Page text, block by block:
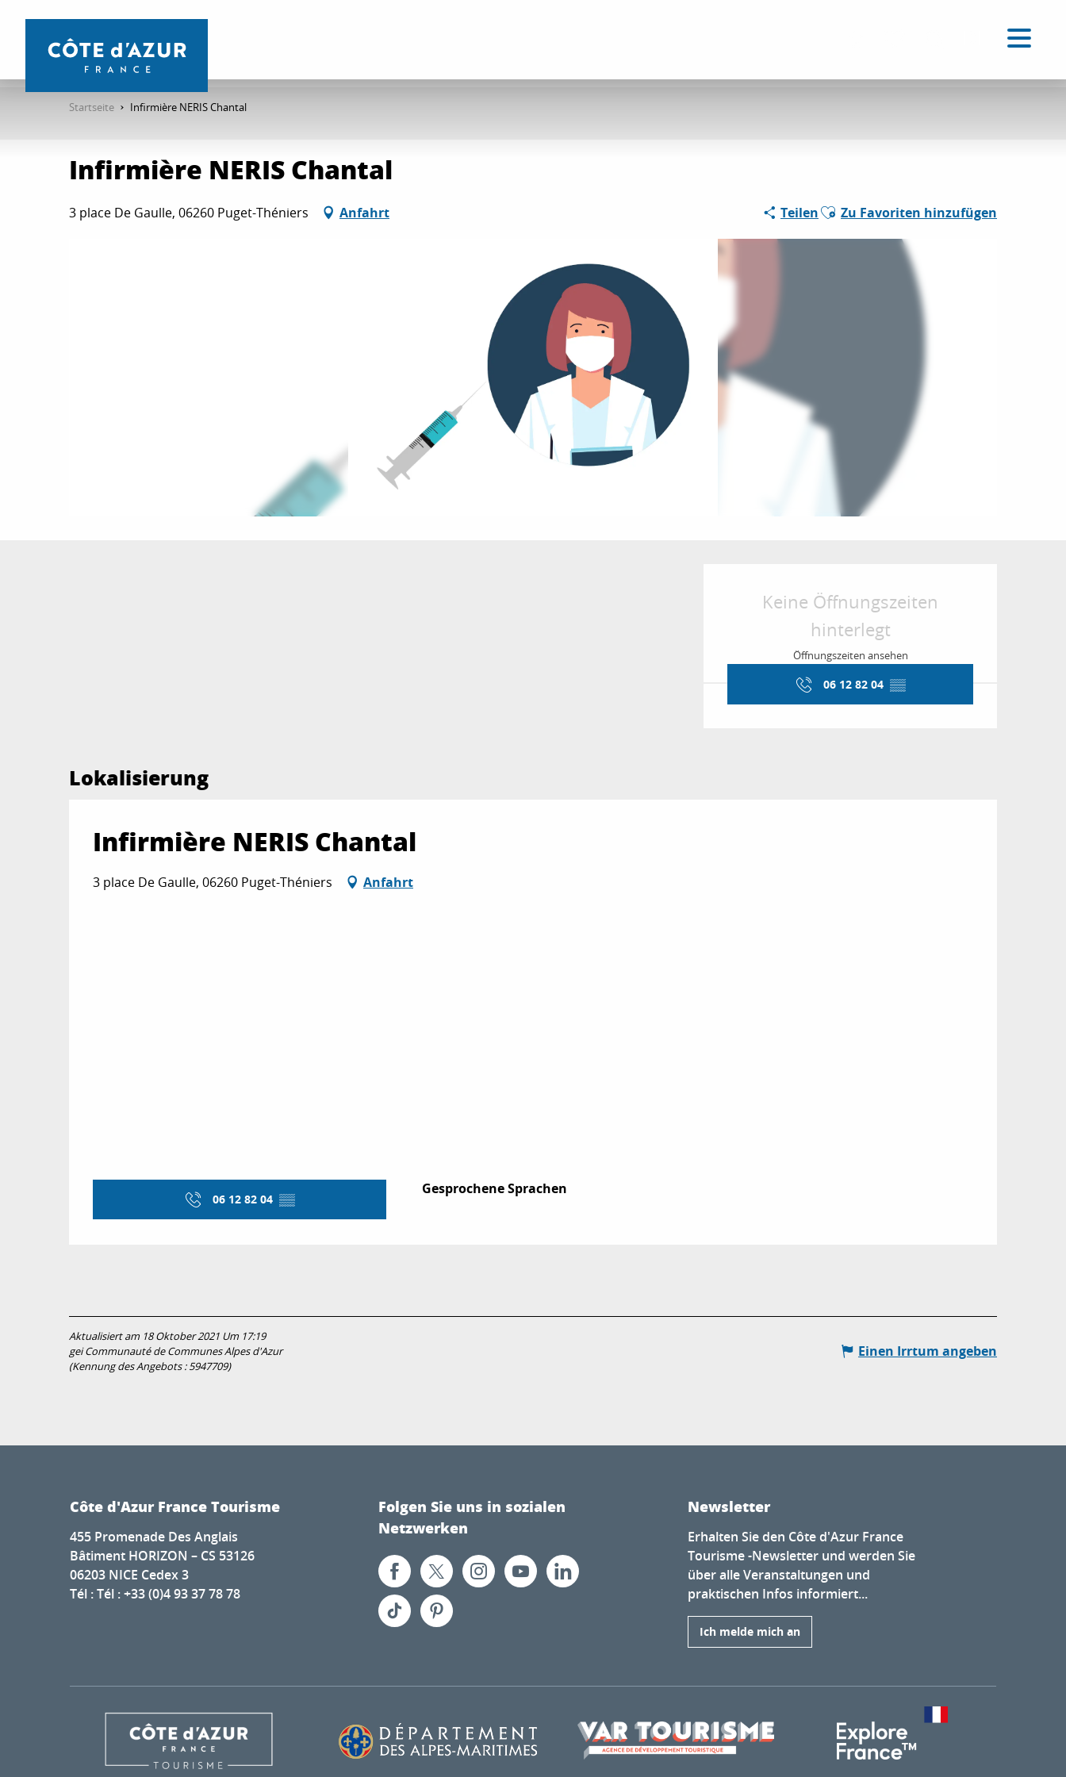
contenu
Startseite Infirmière NERIS Chantal
Infirmière NERIS Chantal
3 place De Gaulle, 06260 Puget-Théniers Anfahrt TeilenAjouter aux favoris
Zu Favoriten hinzufügen
Öffnungszeiten &
Keine Öffnungszeiten
hinterlegt
Öffnungszeiten ansehen
06 12 82 04 ▒▒
Lokalisierung
Infirmière NERIS Chantal
3 place De Gaulle, 06260 Puget-Théniers Anfahrt
06 12 82 04 ▒▒
Gesprochene Sprachen
Gesprochene Sprachen
Aktualisiert am 18 Oktober 2021 Um 17:19
gei Communauté de Communes Alpes d'Azur
(Kennung des Angebots :5947709)
Einen Irrtum angeben
Côte d'Azur France Tourisme
455 Promenade Des Anglais
Bâtiment HORIZON – CS 53126
06203 NICE Cedex 3
Tél : Tél : +33 (0)4 93 37 78 78
Folgen Sie uns in sozialen
Netzwerken
Newsletter
Erhalten Sie den Côte d'Azur France
Tourisme -Newsletter und werden Sie
über alle Veranstaltungen und
praktischen Infos informiert...
Ich melde mich an